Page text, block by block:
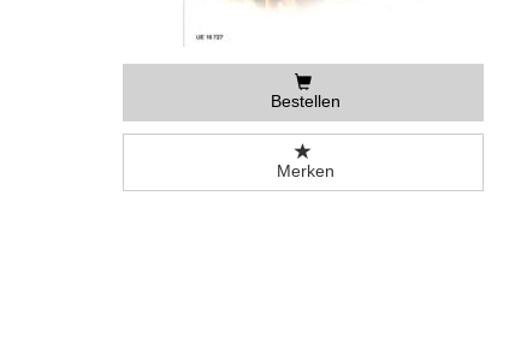
Bestellen
Merken